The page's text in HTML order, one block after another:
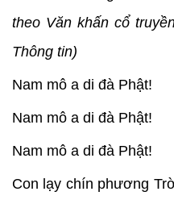
theo Văn khấn cổ
Thông tin)
Nam mô a di đà Phật!
Nam mô a di đà Phật!
Nam mô a di đà Phật!
Con lạy chín phương